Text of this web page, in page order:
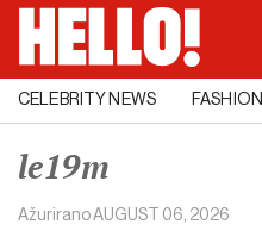
CELEBRITY NEWS FASHION
le19m
AžuriranoAUGUST 06, 2026